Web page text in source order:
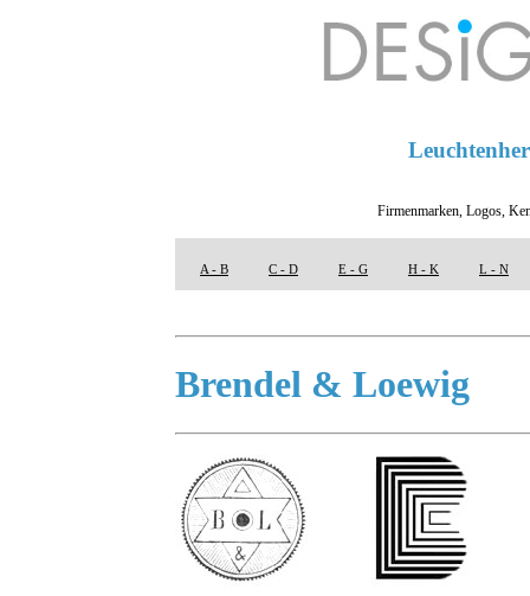
Firmenmarken, Logos,
A - B C - D E - G H - K L - N
Brendel & Loewig